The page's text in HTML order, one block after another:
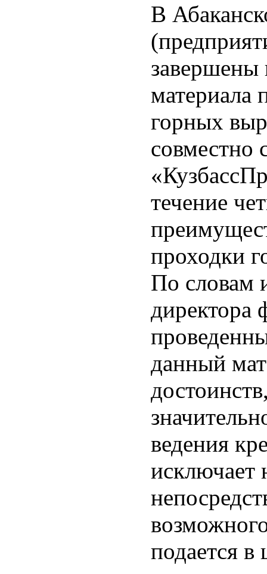
В
завершены
материала
горных
совместно
течение
проходки
По словам
директора
данный
ведения
исключает
подается